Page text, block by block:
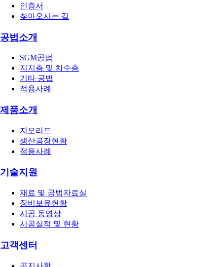
인증서
찾아오시는 길
공법소개
SGM공법
지지층 및 차수층
기타 공법
적용사례
제품소개
지오리드
생산공장현황
적용사례
기술지원
재료 및 공법자료실
장비보유현황
시공 동영상
시공실적 및 현황
고객센터